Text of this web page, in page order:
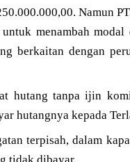
Namun
menambah modal
berkaitan dengan
hutang tanpa ijin
hutangnya kepada
terpisah, dalam